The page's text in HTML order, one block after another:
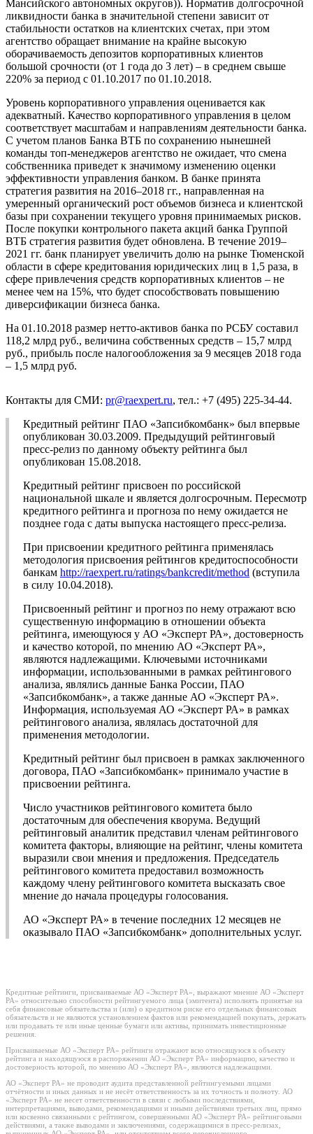
Мансийского автономных округов)). Норматив долгосрочной
ликвидности банка в значительной степени зависит от
стабильности остатков на клиентских счетах, при этом
агентство обращает внимание на крайне высокую
оборачиваемость депозитов корпоративных клиентов
большой срочности (от 1 года до 3 лет) – в среднем свыше
220% за период с 01.10.2017 по 01.10.2018.
Уровень корпоративного управления оценивается как
адекватный. Качество корпоративного управления в целом
соответствует масштабам и направлениям деятельности банка.
С учетом планов Банка ВТБ по сохранению нынешней
команды топ-менеджеров агентство не ожидает, что смена
собственника приведет к значимому изменению оценки
эффективности управления банком. В банке принята
стратегия развития на 2016–2018 гг., направленная на
умеренный органический рост объемов бизнеса и клиентской
базы при сохранении текущего уровня принимаемых рисков.
После покупки контрольного пакета акций банка Группой
ВТБ стратегия развития будет обновлена. В течение 2019–
2021 гг. банк планирует увеличить долю на рынке Тюменской
области в сфере кредитования юридических лиц в 1,5 раза, в
сфере привлечения средств корпоративных клиентов – не
менее чем на 15%, что будет способствовать повышению
диверсификации бизнеса банка.
На 01.10.2018 размер нетто-активов банка по РСБУ составил
118,2 млрд руб., величина собственных средств – 15,7 млрд
руб., прибыль после налогообложения за 9 месяцев 2018 года
– 1,5 млрд руб.
Контакты для СМИ: pr@raexpert.ru, тел.: +7 (495) 225-34-44.
Кредитный рейтинг ПАО «Запсибкомбанк» был впервые
опубликован 30.03.2009. Предыдущий рейтинговый
пресс-релиз по данному объекту рейтинга был
опубликован 15.08.2018.
Кредитный рейтинг присвоен по российской
национальной шкале и является долгосрочным. Пересмотр
кредитного рейтинга и прогноза по нему ожидается не
позднее года с даты выпуска настоящего пресс-релиза.
При присвоении кредитного рейтинга применялась
методология присвоения рейтингов кредитоспособности
банкам http://raexpert.ru/ratings/bankcredit/method (вступила
в силу 10.04.2018).
Присвоенный рейтинг и прогноз по нему отражают всю
существенную информацию в отношении объекта
рейтинга, имеющуюся у АО «Эксперт РА», достоверность
и качество которой, по мнению АО «Эксперт РА»,
являются надлежащими. Ключевыми источниками
информации, использованными в рамках рейтингового
анализа, являлись данные Банка России, ПАО
«Запсибкомбанк», а также данные АО «Эксперт РА».
Информация, используемая АО «Эксперт РА» в рамках
рейтингового анализа, являлась достаточной для
применения методологии.
Кредитный рейтинг был присвоен в рамках заключенного
договора, ПАО «Запсибкомбанк» принимало участие в
присвоении рейтинга.
Число участников рейтингового комитета было
достаточным для обеспечения кворума. Ведущий
рейтинговый аналитик представил членам рейтингового
комитета факторы, влияющие на рейтинг, члены комитета
выразили свои мнения и предложения. Председатель
рейтингового комитета предоставил возможность
каждому члену рейтингового комитета высказать свое
мнение до начала процедуры голосования.
АО «Эксперт РА» в течение последних 12 месяцев не
оказывало ПАО «Запсибкомбанк» дополнительных услуг.
Кредитные рейтинги, присваиваемые АО «Эксперт РА», выражают мнение АО «Эксперт
РА» относительно способности рейтингуемого лица (эмитента) исполнять принятые на
себя финансовые обязательства и (или) о кредитном риске его отдельных финансовых
обязательств и не являются установлением фактов или рекомендацией покупать, держать
или продавать те или иные ценные бумаги или активы, принимать инвестиционные
решения.
Присваиваемые АО «Эксперт РА» рейтинги отражают всю относящуюся к объекту
рейтинга и находящуюся в распоряжении АО «Эксперт РА» информацию, качество и
достоверность которой, по мнению АО «Эксперт РА», являются надлежащими.
АО «Эксперт РА» не проводит аудита представленной рейтингуемыми лицами
отчётности и иных данных и не несёт ответственность за их точность и полноту. АО
«Эксперт РА» не несет ответственности в связи с любыми последствиями,
интерпретациями, выводами, рекомендациями и иными действиями третьих лиц, прямо
или косвенно связанными с рейтингом, совершенными АО «Эксперт РА» рейтинговыми
действиями, а также выводами и заключениями, содержащимися в пресс-релизах,